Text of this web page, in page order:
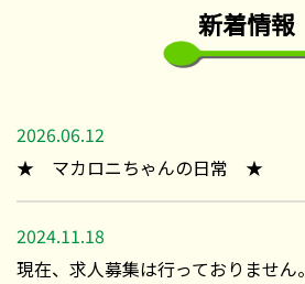
新着情報
2026.06.12
★ マカロニちゃんの日常 ★
2024.11.18
現在、求人募集は行っておりません。